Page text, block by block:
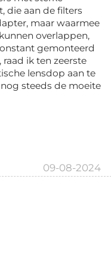
die aan de filters
maar waarmee
overlappen,
gemonteerd
ik ten zeerste
lensdop aan te
steeds de moeite
09-08-2024